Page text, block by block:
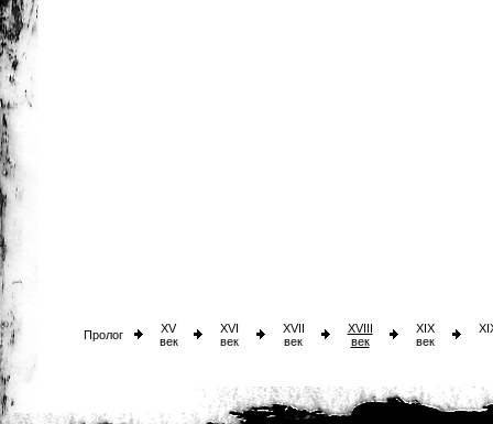
Пролог
XV
век
XVI
век
XVII
век
XVIII
век
XIX
век